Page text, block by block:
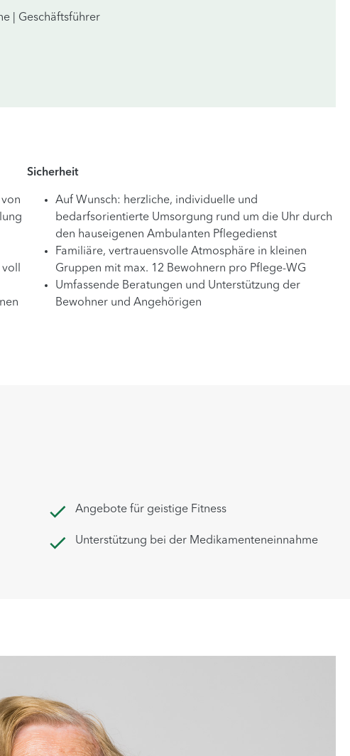
| Geschäftsführer
Sicherheit
Auf Wunsch: herzliche, individuelle und
bedarfsorientierte Umsorgung rund um die Uhr durch
den hauseigenen Ambulanten Pflegedienst
Familiäre, vertrauensvolleAtmosphäre in kleinen
Gruppen mit max. 12 Bewohnern pro Pflege-WG
Umfassende Beratungen und Unterstützung der
Bewohner und Angehörigen
Angebote für geistige Fitness
Unterstützung bei der Medikamenteneinnahme